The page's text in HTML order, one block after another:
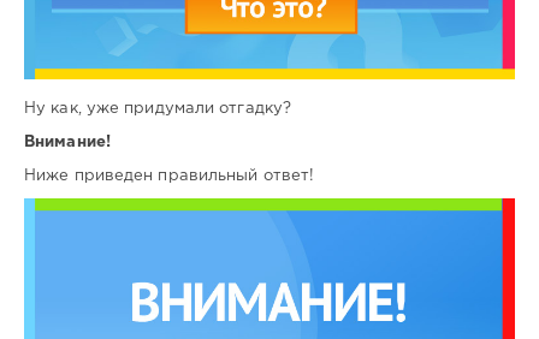
Ну как, уже придумали отгадку?
Внимание!
Ниже приведен правильный ответ!